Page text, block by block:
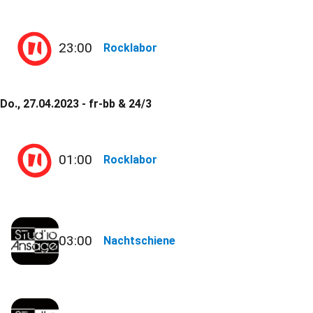
23:00 Rocklabor
Do., 27.04.2023 - fr-bb & 24/3
01:00 Rocklabor
03:00 Nachtschiene